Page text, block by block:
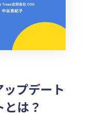
プデート
は？